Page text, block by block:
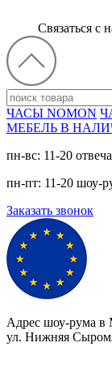
Связаться с
ЧАСЫ NOMON
МЕБЕЛЬ В
пн-вс: 11-20
пн-пт: 11-20 шоу-
Заказать звонок
Адрес шоу-рума в
ул. Нижняя